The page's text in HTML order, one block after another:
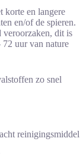
korte en langere
en/of de spieren.
veroorzaken, dit is
72 uur van nature
zo snel
reinigingsmiddel